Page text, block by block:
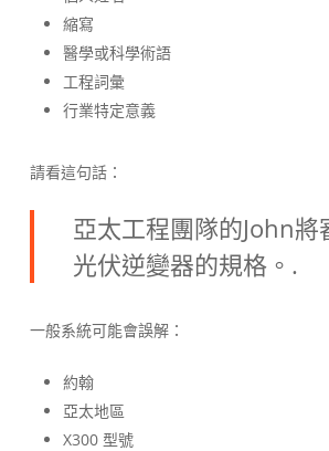
縮寫
醫學或科學術語
工程詞彙
行業特定意義
請看這句話：
亞太工程團隊的John將
光伏逆變器的規格。.
一般系統可能會誤解：
約翰
亞太地區
X300 型號